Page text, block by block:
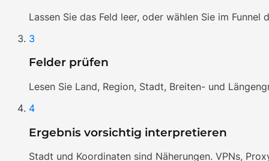
Lassen Sie das Feld leer, oder wählen Sie im
3
Felder prüfen
Lesen Sie Land, Region, Stadt, Breiten- und
4
Ergebnis vorsichtig interpretieren
Stadt und Koordinaten sind Näherungen. VPNs,